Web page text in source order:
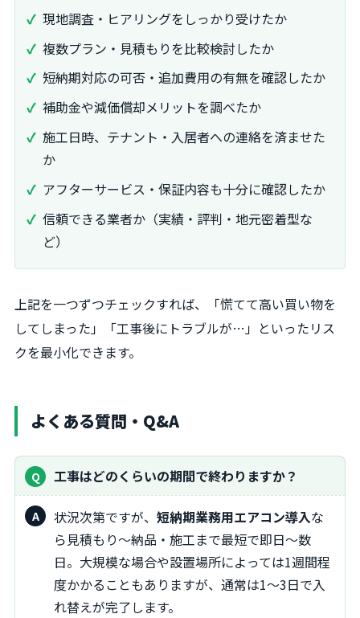
現地調査・ヒアリングをしっかり受けたか
複数プラン・見積もりを比較検討したか
短納期対応の可否・追加費用の有無を確認したか
補助金や減価償却メリットを調べたか
施工日時、テナント・入居者への連絡を済ませた
か
アフターサービス・保証内容も十分に確認したか
信頼できる業者か（実績・評判・地元密着型な
ど）
上記を一つずつチェックすれば、「慌てて高い買い物を
してしまった」「工事後にトラブルが…」といったリス
クを最小化できます。
よくある質問・Q&A
工事はどのくらいの期間で終わりますか？
状況次第ですが、 短納期業務用エアコン導入な
ら見積もり〜納品・施工まで最短で即日〜数
日。大規模な場合や設置場所によっては1週間程
度かかることもありますが、通常は1〜3日で入
れ替えが完了します。